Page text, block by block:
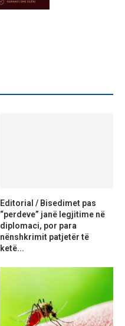
Editorial / Bisedimet pas
“perdeve” janë legjitime në
diplomaci, por para
nënshkrimit patjetër të
ketë...